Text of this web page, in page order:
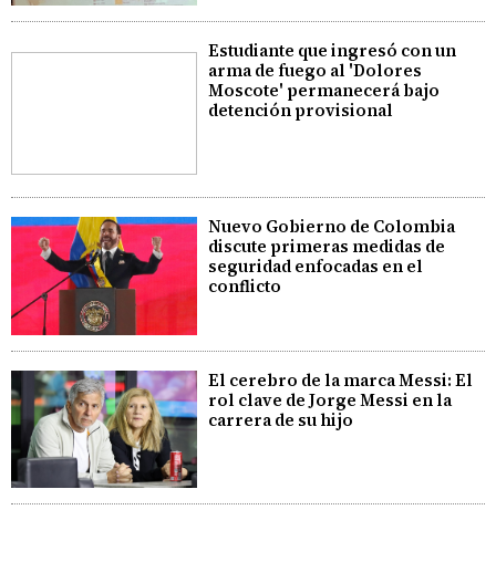
Estudiante que ingresó con un
arma de fuego al 'Dolores
Moscote' permanecerá bajo
detención provisional
Nuevo Gobierno de Colombia
discute primeras medidas de
seguridad enfocadas en el
conflicto
El cerebro de la marca Messi: El
rol clave de Jorge Messi en la
carrera de su hijo